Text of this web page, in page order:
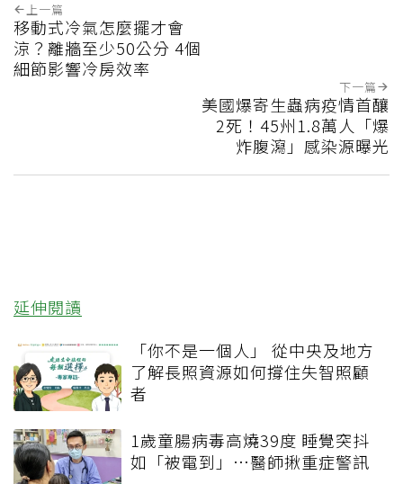
上一篇
移動式冷氣怎麼擺才會
涼？離牆至少50公分 4個
細節影響冷房效率
下一篇
美國爆寄生蟲病疫情首釀
2死！45州1.8萬人「爆
炸腹瀉」感染源曝光
延伸閱讀
「你不是一個人」 從中央及地方
了解長照資源如何撐住失智照顧
者
1歲童腸病毒高燒39度 睡覺突抖
如「被電到」…醫師揪重症警訊